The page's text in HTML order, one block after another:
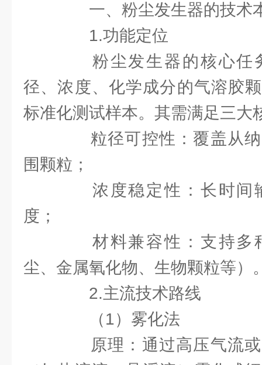
一、粉尘发生器的技术
1.功能定位
粉尘发生器的核心任
径、浓度、化学成分的气溶胶
标准化测试样本。其需满足三大
粒径可控性：覆盖从纳
围颗粒；
浓度稳定性：长时间
度；
材料兼容性：支持多
尘、金属氧化物、生物颗粒等）
2.主流技术路线
（1）雾化法
原理：通过高压气流或